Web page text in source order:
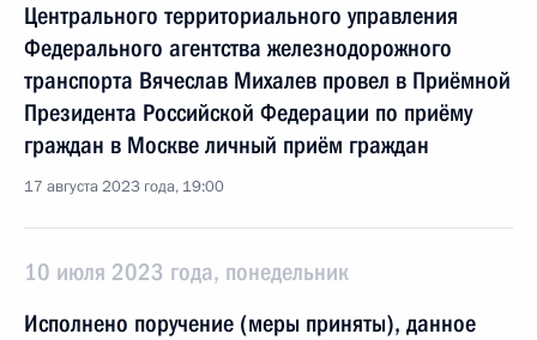
Центрального территориального управления
Федерального агентства железнодорожного
транспорта Вячеслав Михалев провел в Приёмной
Президента Российской Федерации по приёму
граждан в Москве личный приём граждан
17 августа 2023 года, 19:00
10 июля 2023 года, понедельник
Исполнено поручение (меры приняты), данное